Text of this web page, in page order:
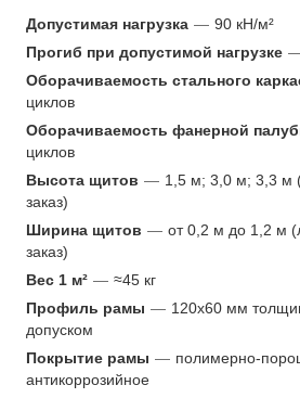
Допустимая нагрузка — 90 кН/м²
Прогиб при допустимой нагрузке
Оборачиваемость стального
циклов
Оборачиваемость фанерной
циклов
Высота щитов — 1,5 м; 3,0 м; 3,3 м
заказ)
Ширина щитов — от 0,2 м до 1,2 м
заказ)
Вес 1 м² — ≈45 кг
Профиль рамы — 120х60 мм
допуском
Покрытие рамы — полимерно-
антикоррозийное